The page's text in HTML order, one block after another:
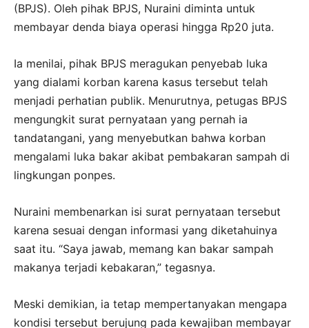
(BPJS). Oleh pihak BPJS, Nuraini diminta untuk
membayar denda biaya operasi hingga Rp20 juta.
Ia menilai, pihak BPJS meragukan penyebab luka
yang dialami korban karena kasus tersebut telah
menjadi perhatian publik. Menurutnya, petugas BPJS
mengungkit surat pernyataan yang pernah ia
tandatangani, yang menyebutkan bahwa korban
mengalami luka bakar akibat pembakaran sampah di
lingkungan ponpes.
Nuraini membenarkan isi surat pernyataan tersebut
karena sesuai dengan informasi yang diketahuinya
saat itu. “Saya jawab, memang kan bakar sampah
makanya terjadi kebakaran,” tegasnya.
Meski demikian, ia tetap mempertanyakan mengapa
kondisi tersebut berujung pada kewajiban membayar